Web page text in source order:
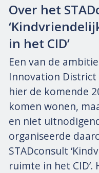
Over het
in het CID’
Een van de
Innovation District
hier de komende
komen wonen,
en niet
organiseerde
STADconsult
ruimte in het CID’.